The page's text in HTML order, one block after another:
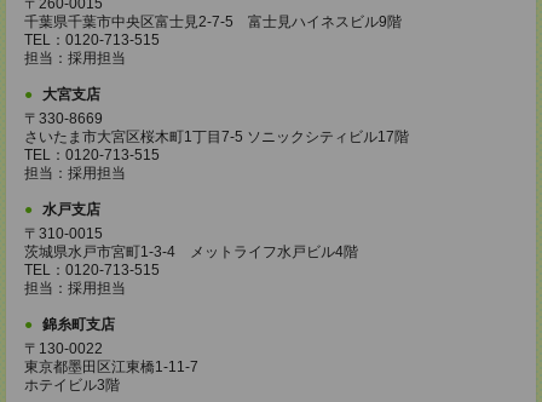
〒260-0015
千葉県千葉市中央区富士見2-7-5 富士見ハイネスビル9階
TEL：0120-713-515
担当：採用担当
大宮支店
〒330-8669
さいたま市大宮区桜木町1丁目7-5 ソニックシティビル17階
TEL：0120-713-515
担当：採用担当
水戸支店
〒310-0015
茨城県水戸市宮町1-3-4 メットライフ水戸ビル4階
TEL：0120-713-515
担当：採用担当
錦糸町支店
〒130-0022
東京都墨田区江東橋1-11-7
ホテイビル3階